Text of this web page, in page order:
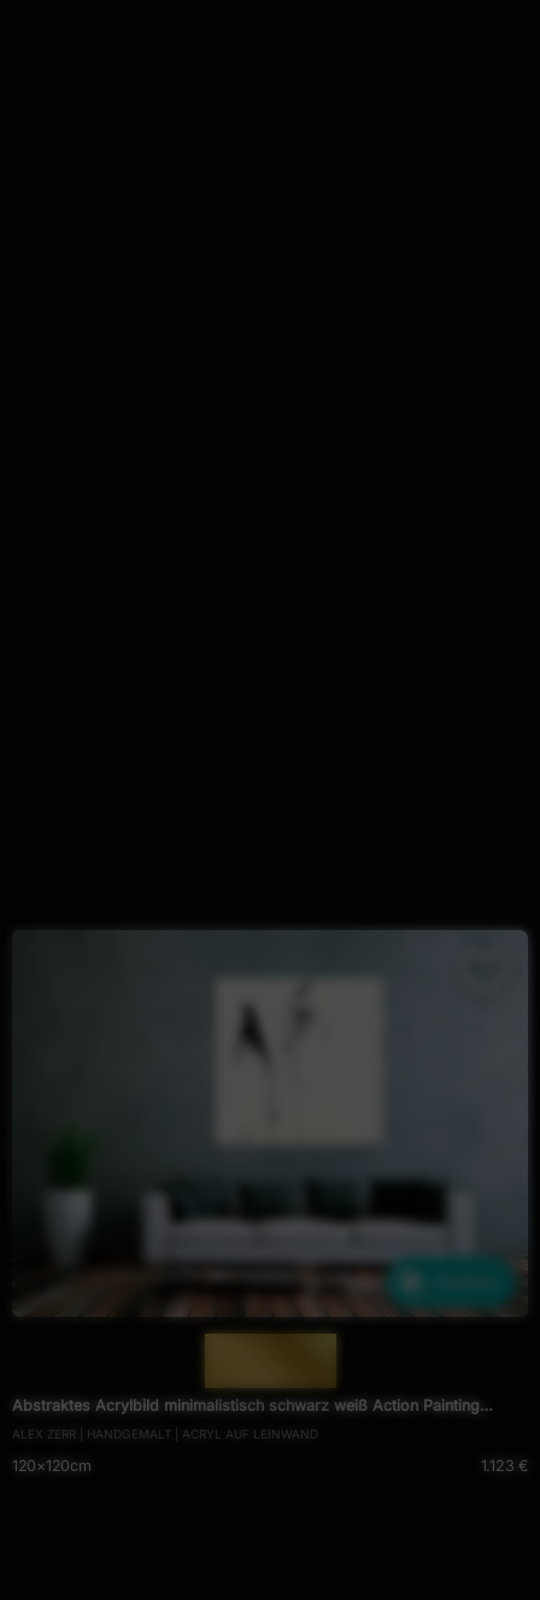
Abstraktes Acrylbild minimalistisch schwarz weiß Action Painting
Modern Art zeitgenössisch
ALEX ZERR | HANDGEMALT | ACRYL AUF LEINWAND
120×120cm 1.123 €